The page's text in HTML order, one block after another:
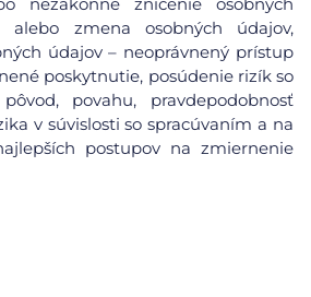
alebo zmena osobných údajov,
údajov – neoprávnený prístup
poskytnutie, posúdenie rizík so
povahu, pravdepodobnosť
v súvislosti so spracúvaním a na
postupov na zmiernenie